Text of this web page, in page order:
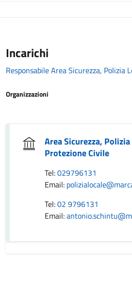
Incarichi
Responsabile Area Sicurezza, Polizia
Organizzazioni
Area Sicurezza,
Protezione Civile
Tel:029796131
Email:
Tel:02 9796131
Email: